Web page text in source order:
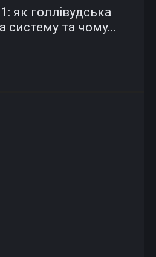
як голлівудська
систему та чому...